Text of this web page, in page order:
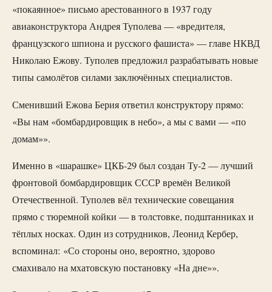
«покаянное» письмо арестованного в 1937 году
авиаконструктора Андрея Туполева — «вредителя,
французского шпиона и русского фашиста» — главе НКВД
Николаю Ежову. Туполев предложил разрабатывать новые
типы самолётов силами заключённых специалистов.
Сменивший Ежова Берия ответил конструктору прямо:
«Вы нам «бомбардировщик в небо», а мы с вами — «по
домам»».
Именно в «шарашке» ЦКБ-29 был создан Ту-2 — лучший
фронтовой бомбардировщик СССР времён Великой
Отечественной. Туполев вёл технические совещания
прямо с тюремной койки — в толстовке, подштанниках и
тёплых носках. Один из сотрудников, Леонид Кербер,
вспоминал: «Со стороны оно, вероятно, здорово
смахивало на мхатовскую постановку «На дне»».